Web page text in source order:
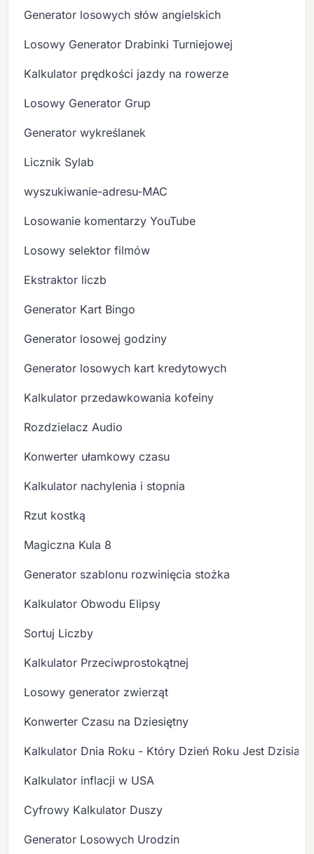
Generator losowych słów angielskich
Losowy Generator Drabinki Turniejowej
Kalkulator prędkości jazdy na rowerze
Losowy Generator Grup
Generator wykreślanek
Licznik Sylab
wyszukiwanie-adresu-MAC
Losowanie komentarzy YouTube
Losowy selektor filmów
Ekstraktor liczb
Generator Kart Bingo
Generator losowej godziny
Generator losowych kart kredytowych
Kalkulator przedawkowania kofeiny
Rozdzielacz Audio
Konwerter ułamkowy czasu
Kalkulator nachylenia i stopnia
Rzut kostką
Magiczna Kula 8
Generator szablonu rozwinięcia stożka
Kalkulator Obwodu Elipsy
Sortuj Liczby
Kalkulator Przeciwprostokątnej
Losowy generator zwierząt
Konwerter Czasu na Dziesiętny
Kalkulator Dnia Roku - Który Dzień Roku Jest Dzisiaj?
Kalkulator inflacji w USA
Cyfrowy Kalkulator Duszy
Generator Losowych Urodzin